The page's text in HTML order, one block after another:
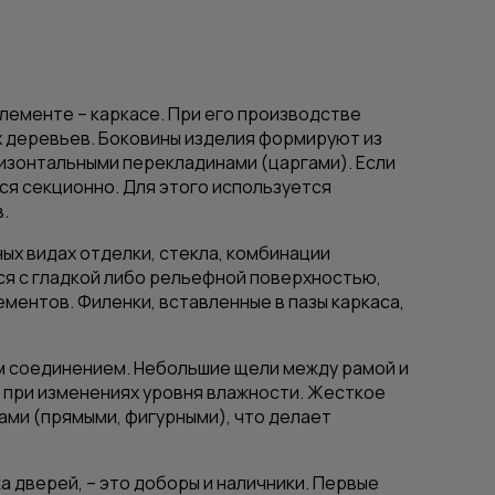
– каркасе. При его производстве
Боковины изделия формируют из
перекладинами (царгами). Если
секционно. Для этого используется
видах отделки, стекла, комбинации
с гладкой либо рельефной поверхностью,
Филенки, вставленные в пазы каркаса,
Небольшие щели между рамой и
изменениях уровня влажности. Жесткое
(прямыми, фигурными), что делает
– это доборы и наличники. Первые